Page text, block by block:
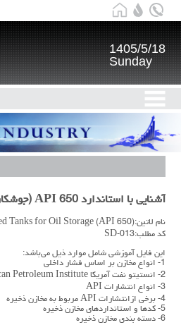
1405/5/18
Sunday
آشنایی با استاندارد API 650 (جوشکاری مخازن ذخیره نفت)
نام لاتین:Welded Tanks for Oil Storage (API 650)
کد مطلب:SD-013
این فایل آموزشی شامل موارد ذیل می‌باشد:
1- انواع مخازن بر اساس فشار داخلی
2- انستيتو نفت آمريکا American Petroleum Institute
3- انواع انتشارات API
4- برخی ازانتشارات API مربوط به مخازن ذخيره
5- کدها و استانداردهای مخازن ذخيره
6- دسته بندی مخازن ذخيره